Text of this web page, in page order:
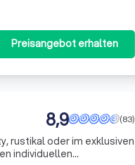
Preisangebot erhalten
(83)
8,9
rustikal oder im exklusiven
individuellen